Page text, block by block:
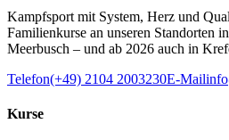
Kampfsport mit System, Herz und
Familienkurse an unseren Standorten
Meerbusch – und ab 2026 auch in
Telefon(+49) 2104 2003230E-Mail
Kurse